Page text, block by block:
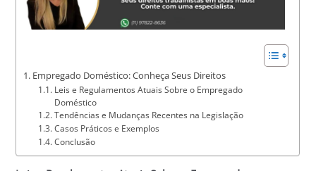
Empregado Doméstico: Conheça Seus Direitos
Leis e Regulamentos Atuais Sobre o Empregado
Doméstico
Tendências e Mudanças Recentes na Legislação
Casos Práticos e Exemplos
Conclusão